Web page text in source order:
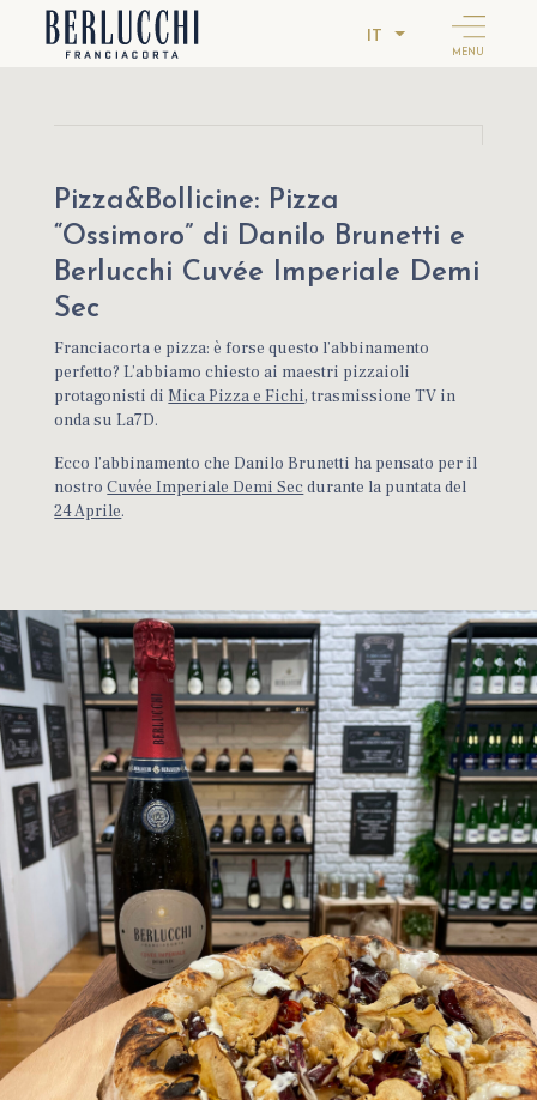
IT
MENU
Pizza&Bollicine: Pizza
“Ossimoro” di Danilo Brunetti e
Berlucchi Cuvée Imperiale Demi
Sec
Franciacorta e pizza: è forse questo l’abbinamento
perfetto? L’abbiamo chiesto ai maestri pizzaioli
protagonisti di Mica Pizza e Fichi, trasmissione TV in
onda su La7D.
Ecco l’abbinamento che Danilo Brunetti ha pensato per il
nostroCuvée Imperiale Demi Secdurante la puntata del
24 Aprile.